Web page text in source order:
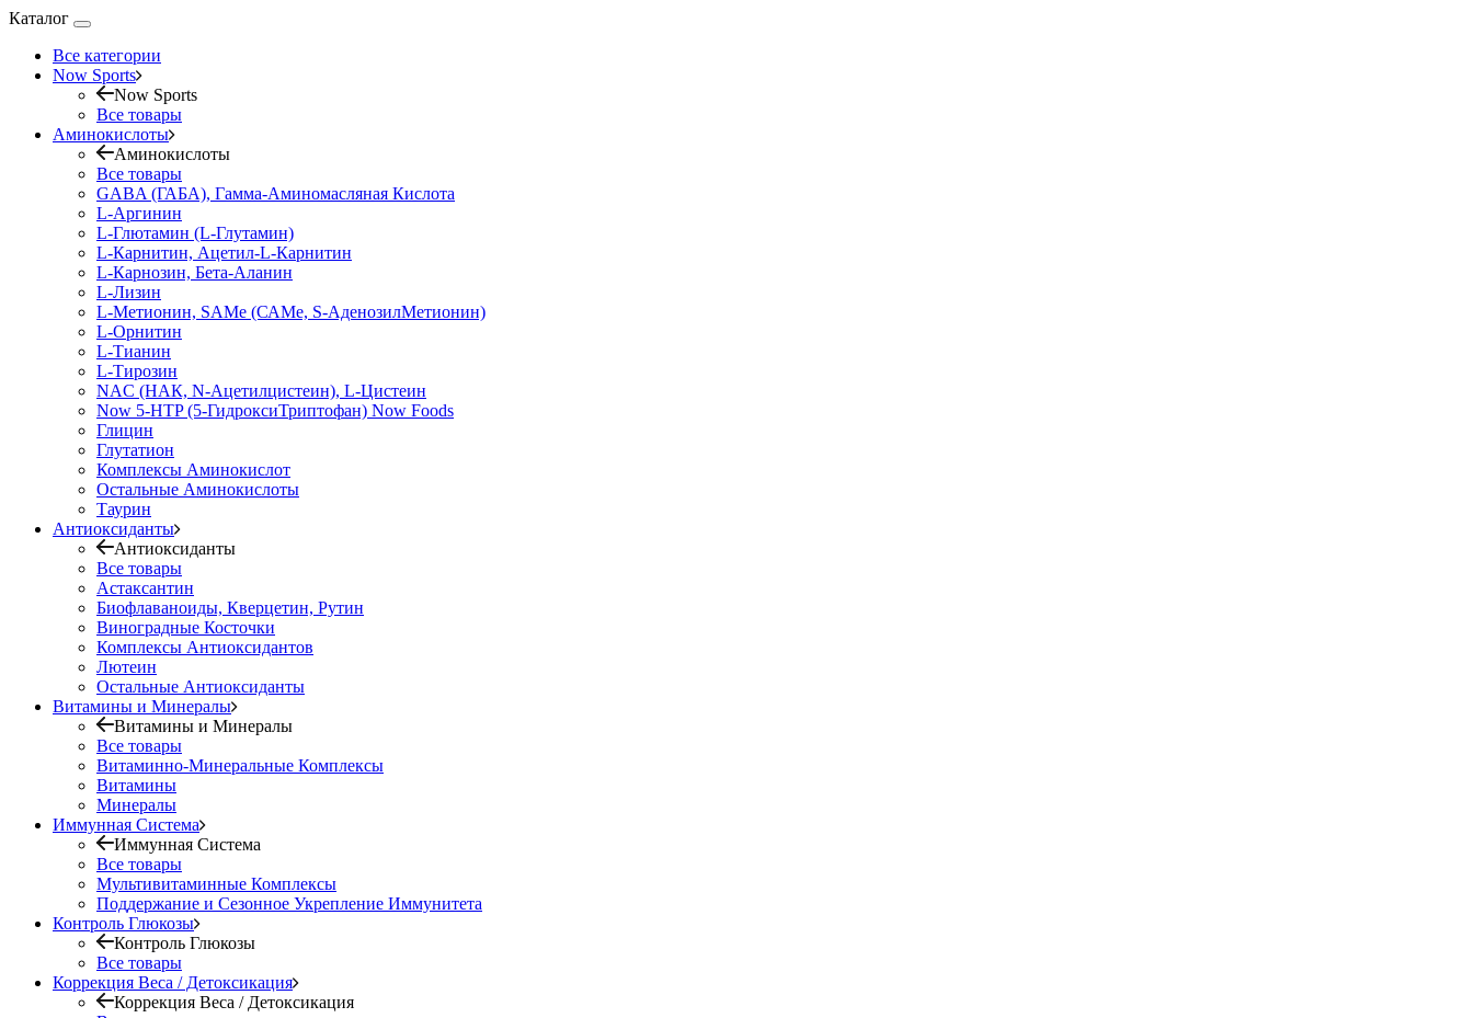
Каталог
Все категории
Now Sports
Now Sports
Все товары
Аминокислоты
Аминокислоты
Все товары
GABA (ГАБА), Гамма-Аминомасляная Кислота
L-Аргинин
L-Глютамин (L-Глутамин)
L-Карнитин, Ацетил-L-Карнитин
L-Карнозин, Бета-Аланин
L-Лизин
L-Метионин, SAMe (САМе, S-АденозилМетионин)
L-Орнитин
L-Тианин
L-Тирозин
NAC (НАК, N-Ацетилцистеин), L-Цистеин
Now 5-HTP (5-ГидроксиТриптофан) Now Foods
Глицин
Глутатион
Комплексы Аминокислот
Остальные Аминокислоты
Таурин
Антиоксиданты
Антиоксиданты
Все товары
Астаксантин
Биофлаваноиды, Кверцетин, Рутин
Виноградные Косточки
Комплексы Антиоксидантов
Лютеин
Остальные Антиоксиданты
Витамины и Минералы
Витамины и Минералы
Все товары
Витаминно-Минеральные Комплексы
Витамины
Минералы
Иммунная Система
Иммунная Система
Все товары
Мультивитаминные Комплексы
Поддержание и Сезонное Укрепление Иммунитета
Контроль Глюкозы
Контроль Глюкозы
Все товары
Коррекция Веса / Детоксикация
Коррекция Веса / Детоксикация